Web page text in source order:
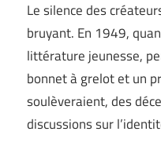
Le silence des
bruyant. En 1949,
littérature jeunesse,
bonnet à grelot et un
soulèveraient, des
discussions sur